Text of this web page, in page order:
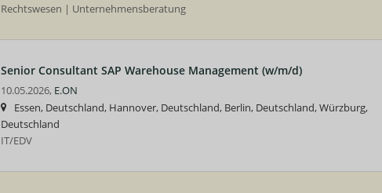
Rechtswesen | Unternehmensberatung
Senior Consultant SAP Warehouse Management (w/m/d)
10.05.2026, E.ON
Essen, Deutschland, Hannover, Deutschland, Berlin, Deutschland, Würzburg,
Deutschland
IT/EDV